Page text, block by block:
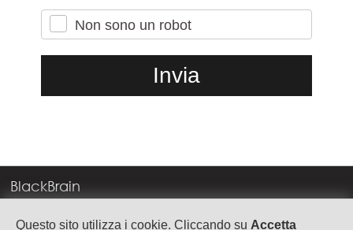
Questo sito utilizza i cookie. Cliccando su Accetta
Non sono un robot
BlackBrain
Corso Milano, 83